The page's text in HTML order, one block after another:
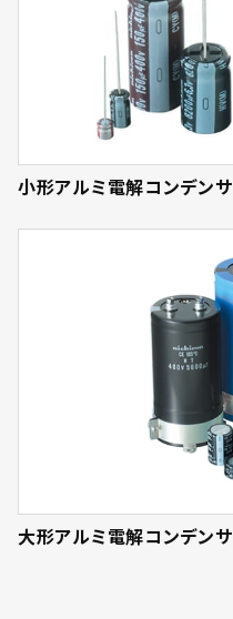
小形アルミ電解コンデンサ
大形アルミ電解コンデンサ